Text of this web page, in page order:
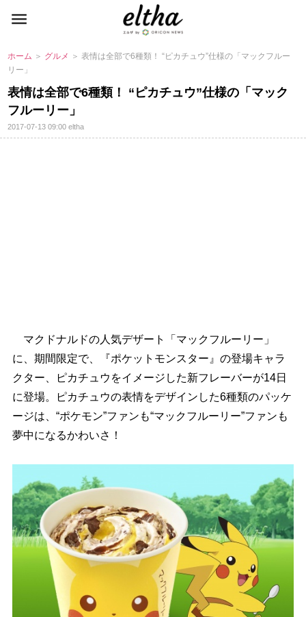
ホーム ＞ グルメ ＞ 表情は全部で6種類！ “ピカチュウ”仕様の「マックフルー
リー」
表情は全部で6種類！ “ピカチュウ”仕様の「マック
フルーリー」
2017-07-13 09:00eltha
マクドナルドの人気デザート「マックフルーリー」
に、期間限定で、『ポケットモンスター』の登場キャラ
クター、ピカチュウをイメージした新フレーバーが14日
に登場。ピカチュウの表情をデザインした6種類のパッケ
ージは、“ポケモン”ファンも“マックフルーリー”ファンも
夢中になるかわいさ！